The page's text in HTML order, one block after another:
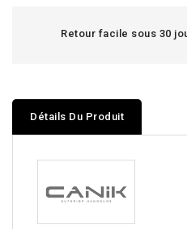
Retour facile sous 30
Détails Du Produit